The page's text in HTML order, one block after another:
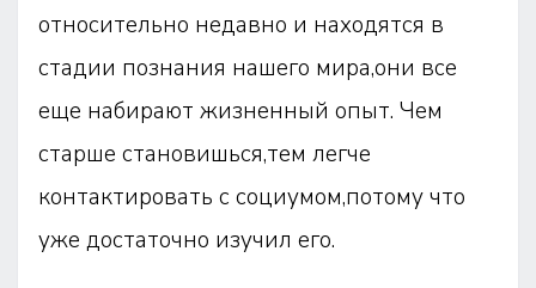
относительно недавно и находятся в
стадии познания нашего мира,они все
еще набирают жизненный опыт. Чем
старше становишься,тем легче
контактировать с социумом,потому что
уже достаточно изучил его.